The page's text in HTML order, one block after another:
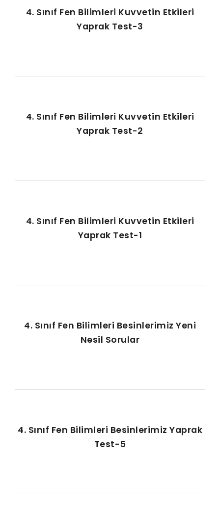
4. Sınıf Fen Bilimleri Kuvvetin Etkileri
Yaprak Test-3
4. Sınıf Fen Bilimleri Kuvvetin Etkileri
Yaprak Test-2
4. Sınıf Fen Bilimleri Kuvvetin Etkileri
Yaprak Test-1
4. Sınıf Fen Bilimleri Besinlerimiz Yeni
Nesil Sorular
4. Sınıf Fen Bilimleri Besinlerimiz Yaprak
Test-5